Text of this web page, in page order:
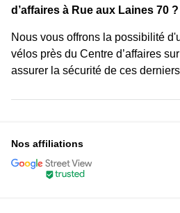
d’affaires à Rue aux Laines 70 ?
Nous vous offrons la possibilité
vélos près du Centre d’affaires
assurer la sécurité de ces
Nos affiliations